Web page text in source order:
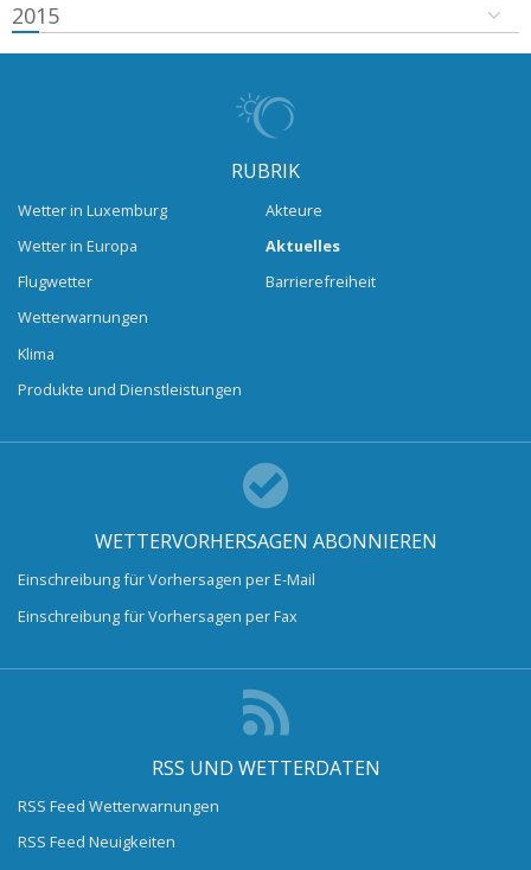
2015
RUBRIK
Wetter in Luxemburg
Wetter in Europa
Flugwetter
Wetterwarnungen
Klima
Produkte und Dienstleistungen
Akteure
Aktuelles
Barrierefreiheit
WETTERVORHERSAGEN ABONNIEREN
Einschreibung für Vorhersagen per E-Mail
Einschreibung für Vorhersagen per Fax
RSS UND WETTERDATEN
RSS Feed Wetterwarnungen
RSS Feed Neuigkeiten